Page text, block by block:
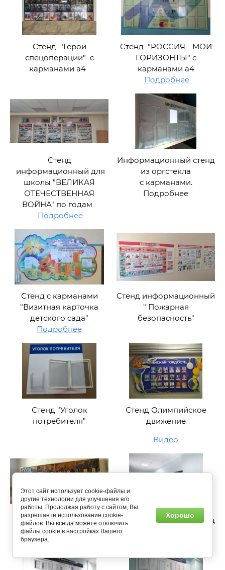
Стенд "Герои
спецоперации" с
карманами а4
Стенд "РОССИЯ - МОИ
ГОРИЗОНТЫ" с
карманами а4
Подробнее
Стенд
информационный для
школы "ВЕЛИКАЯ
ОТЕЧЕСТВЕННАЯ
ВОЙНА" по годам
Подробнее
Информационный стенд
из оргстекла
с карманами.
Подробнее
Стенд с карманами
"Визитная карточка
детского сада"
Подробнее
Стенд информационный
" Пожарная
безопасность"
Стенд "Уголок
потребителя"
Стенд Олимпийское
движение
Видео
Пробковый стенд на
стену
Информационный стенд
с расписанием занятий
Этот сайт использует cookie-файлы и
другие технологии для улучшения его
работы. Продолжая работу с сайтом, Вы
разрешаете использование cookie-
файлов. Вы всегда можете отключить
файлы cookie в настройках Вашего
браузера.
Хорошо